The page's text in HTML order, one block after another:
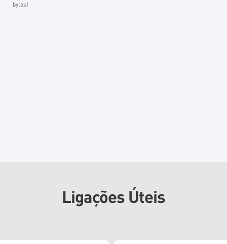
bytes)
Ligações Úteis